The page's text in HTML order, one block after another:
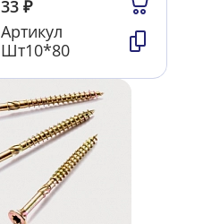
33 ₽
Артикул
Шт10*80